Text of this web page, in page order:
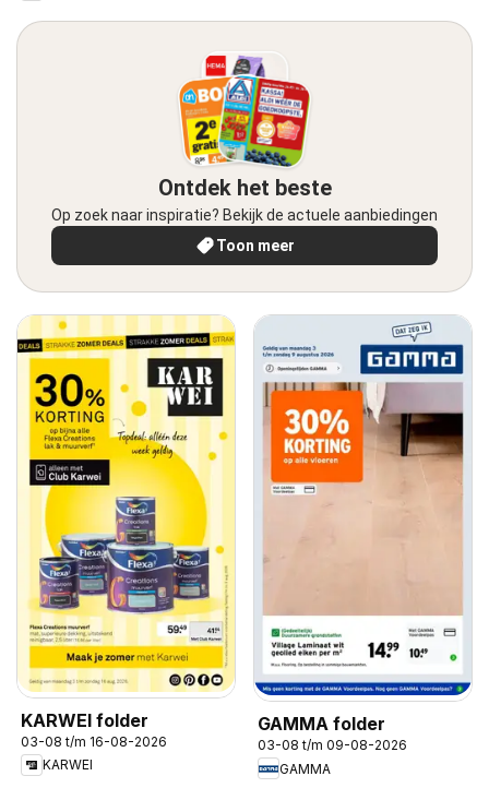
Ontdek het beste
Op zoek naar inspiratie? Bekijk de actuele aanbiedingen
Toon meer
KARWEI folder
03-08 t/m 16-08-2026
KARWEI
GAMMA folder
03-08 t/m 09-08-2026
GAMMA